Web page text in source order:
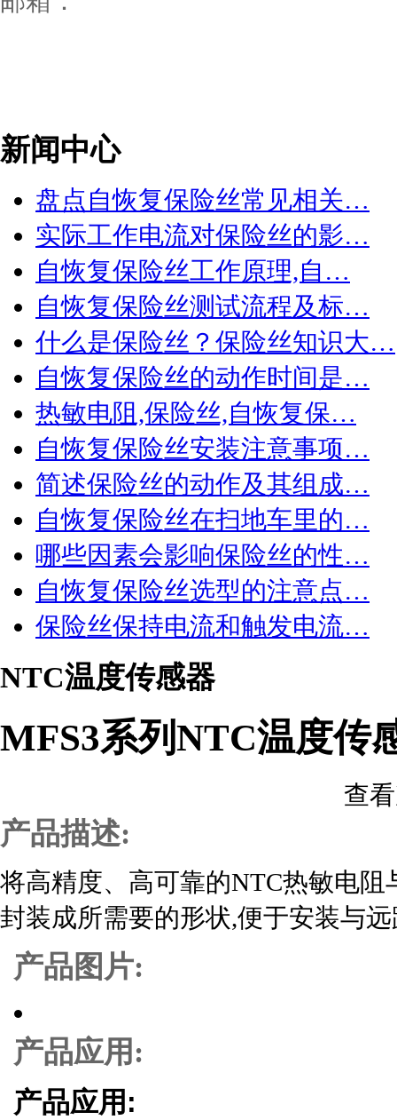
新闻中心
盘点自恢复保险丝常见相关…
实际工作电流对保险丝的影…
自恢复保险丝工作原理,自…
自恢复保险丝测试流程及标…
什么是保险丝？保险丝知识大…
自恢复保险丝的动作时间是…
热敏电阻,保险丝,自恢复保…
自恢复保险丝安装注意事项…
简述保险丝的动作及其组成…
自恢复保险丝在扫地车里的…
哪些因素会影响保险丝的性…
自恢复保险丝选型的注意点…
保险丝保持电流和触发电流…
NTC温度传感器
MFS3系列NTC温度传
查
产品描述:
将高精度、高可靠的NTC热敏电
封装成所需要的形状,便于安装与
产品图片:
产品应用:
产品应用: